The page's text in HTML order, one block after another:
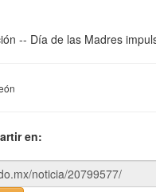
-- Día de las Madres
en: